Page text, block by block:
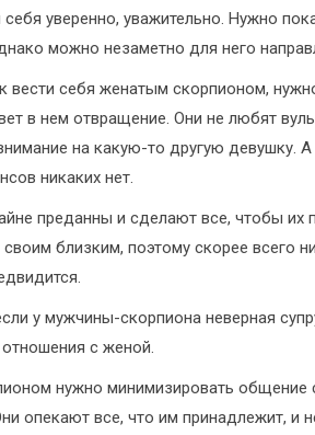
уверенно, уважительно. Нужно
можно незаметно для него
себя женатым скорпионом,
в нем отвращение. Они не любят
на какую-то другую девушку.
никаких нет.
преданны и сделают все, чтобы их
близким, поэтому скорее всего
у мужчины-скорпиона неверная
с женой.
нужно минимизировать общение
опекают все, что им принадлежит, и